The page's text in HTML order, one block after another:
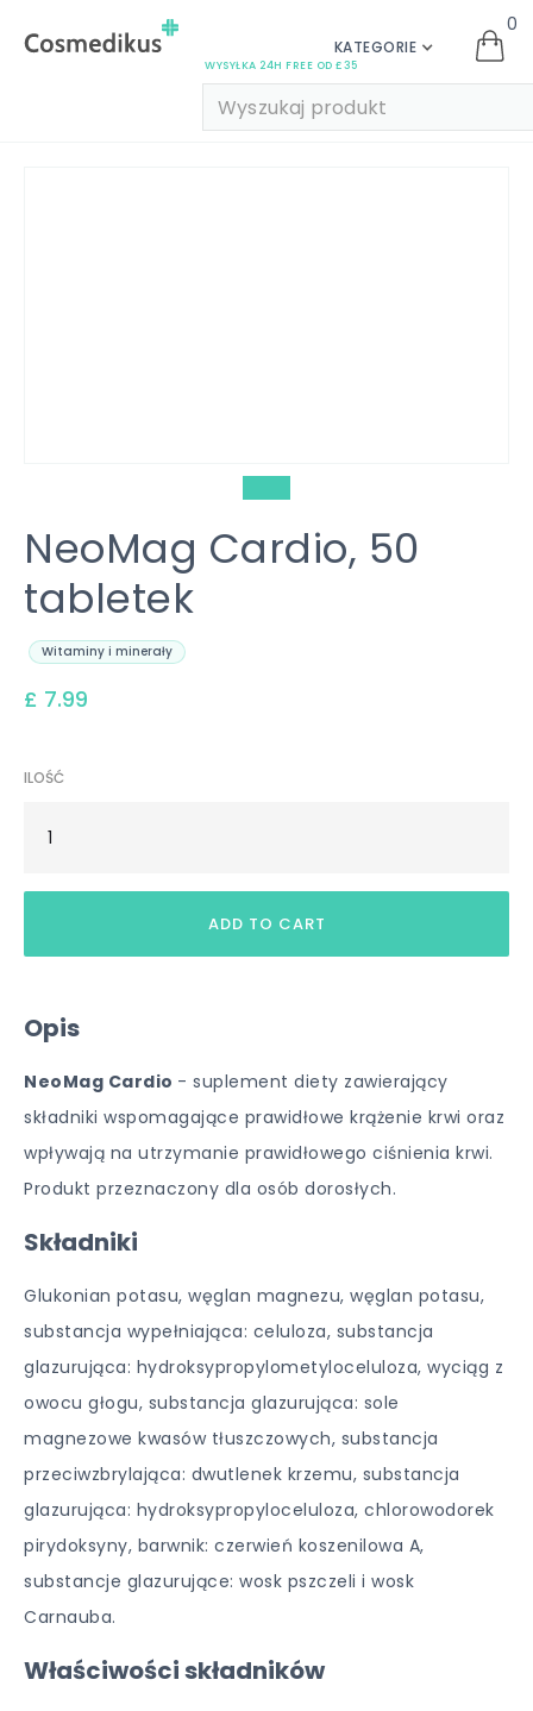
WYSYŁKA 24H FREE OD £35
KATEGORIE
0
NeoMag Cardio, 50
tabletek
Witaminy i minerały
£ 7.99
ILOŚĆ
Opis
NeoMag Cardio - suplement diety zawierający
składniki wspomagające prawidłowe krążenie krwi oraz
wpływają na utrzymanie prawidłowego ciśnienia krwi.
Produkt przeznaczony dla osób dorosłych.
Składniki
Glukonian potasu, węglan magnezu, węglan potasu,
substancja wypełniająca: celuloza, substancja
glazurująca: hydroksypropylometyloceluloza, wyciąg z
owocu głogu, substancja glazurująca: sole
magnezowe kwasów tłuszczowych, substancja
przeciwzbrylająca: dwutlenek krzemu, substancja
glazurująca: hydroksypropyloceluloza, chlorowodorek
pirydoksyny, barwnik: czerwień koszenilowa A,
substancje glazurujące: wosk pszczeli i wosk
Carnauba.
Właściwości składników